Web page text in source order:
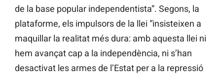
de la base popular independentista”. Segons, la
plataforme, els impulsors de la llei “insisteixen a
maquillar la realitat més dura: amb aquesta llei ni
hem avançat cap a la independència, ni s’han
desactivat les armes de l’Estat per a la repressió